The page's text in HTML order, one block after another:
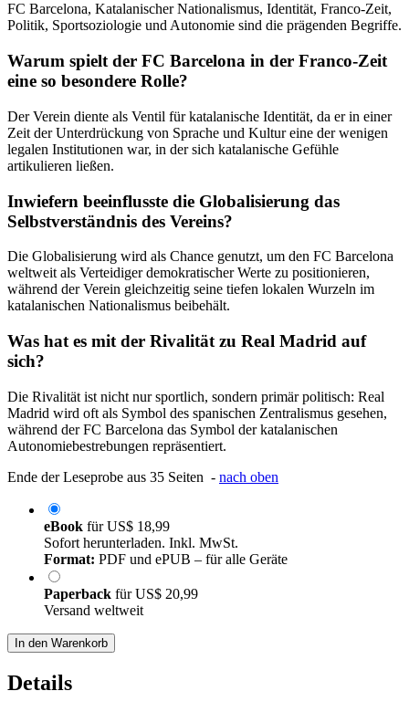
FC Barcelona, Katalanischer Nationalismus, Identität, Franco-Zeit,
Politik, Sportsoziologie und Autonomie sind die prägenden Begriffe.
Warum spielt der FC Barcelona in der Franco-Zeit
eine so besondere Rolle?
Der Verein diente als Ventil für katalanische Identität, da er in einer
Zeit der Unterdrückung von Sprache und Kultur eine der wenigen
legalen Institutionen war, in der sich katalanische Gefühle
artikulieren ließen.
Inwiefern beeinflusste die Globalisierung das
Selbstverständnis des Vereins?
Die Globalisierung wird als Chance genutzt, um den FC Barcelona
weltweit als Verteidiger demokratischer Werte zu positionieren,
während der Verein gleichzeitig seine tiefen lokalen Wurzeln im
katalanischen Nationalismus beibehält.
Was hat es mit der Rivalität zu Real Madrid auf
sich?
Die Rivalität ist nicht nur sportlich, sondern primär politisch: Real
Madrid wird oft als Symbol des spanischen Zentralismus gesehen,
während der FC Barcelona das Symbol der katalanischen
Autonomiebestrebungen repräsentiert.
Ende der Leseprobe aus 35 Seiten - nach oben
eBook fürUS$ 18,99
Sofort herunterladen. Inkl. MwSt.
Format: PDF und ePUB – für alle Geräte
Paperback fürUS$ 20,99
Versand weltweit
In den Warenkorb
Details